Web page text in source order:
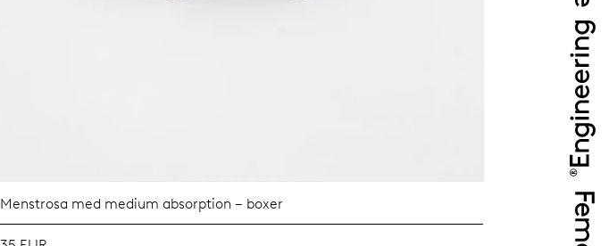
Menstrosa med medium absorption – boxer